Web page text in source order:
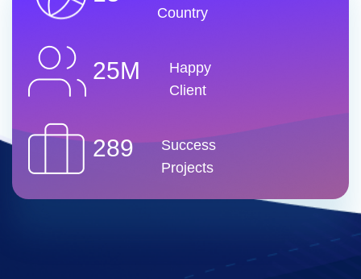
Country
25M
Happy
Client
289
Success
Projects